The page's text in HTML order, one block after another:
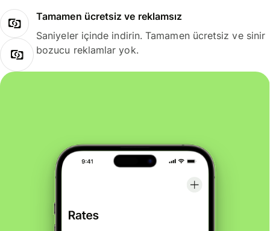
Tamamen ücretsiz ve reklamsız
Saniyeler içinde indirin. Tamamen ücretsiz ve sinir
bozucu reklamlar yok.